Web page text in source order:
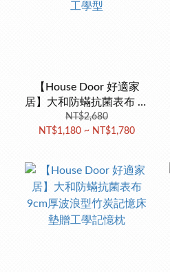
【House Door 好適家
居】大和防蟎抗菌表布 親
膚性涼感釋壓記憶枕-小
工學型
NT$2,680
NT$1,180 ~ NT$1,780